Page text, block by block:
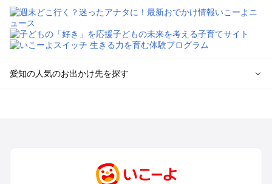
愛知の人気のお出かけ先を探す
犬山・一宮・小牧・瀬戸・各務原・尾張のプールお出かけ